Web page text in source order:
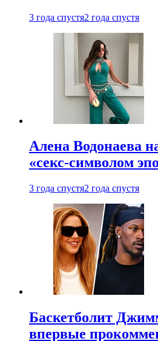
3 года спустя2 года спустя
Алена Водонаева
«секс-символом
3 года спустя2 года спустя
Баскетболит
впервые